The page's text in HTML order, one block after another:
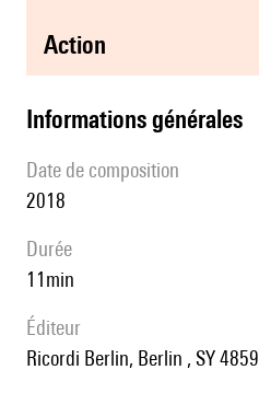
action
informations générales
date de composition
2018
durée
11min
éditeur
Ricordi Berlin, Berlin , SY 4859